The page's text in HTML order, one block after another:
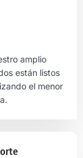
amplio
están listos
el menor